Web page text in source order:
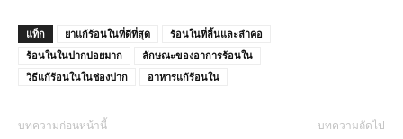
แท็ก ยาแก้ร้อนในที่ดีที่สุด
ร้อนในที่ลิ้นและลำคอ
ร้อนในในปากบ่อยมาก
ลักษณะของอาการร้อนใน
วิธีแก้ร้อนในในช่องปาก
อาหารแก้ร้อนใน
บทความก่อนหน้านี้ บทความถัดไป